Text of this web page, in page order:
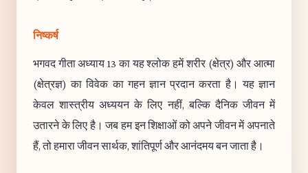
निष्कर्ष
भगवद गीता अध्याय 13 का यह श्लोक हमें शरीर (क्षेत्र) और आत्मा
(क्षेत्रज्ञ) का विवेक का गहन ज्ञान प्रदान करता है। यह ज्ञान
केवल शास्त्रीय अध्ययन के लिए नहीं, बल्कि दैनिक जीवन में
उतारने के लिए है। जब हम इन शिक्षाओं को अपने जीवन में अपनाते
हैं, तो हमारा जीवन सार्थक, शांतिपूर्ण और आनंदमय बन जाता है।